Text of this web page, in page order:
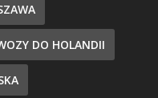
DO HOLANDII